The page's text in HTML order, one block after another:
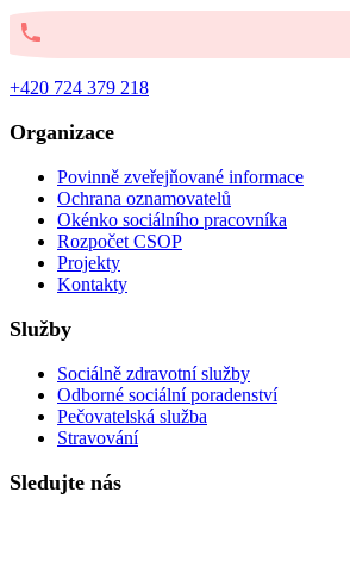
+420 724 379 218
Organizace
Povinně zveřejňované informace
Ochrana oznamovatelů
Okénko sociálního pracovníka
Rozpočet CSOP
Projekty
Kontakty
Služby
Sociálně zdravotní služby
Odborné sociální poradenství
Pečovatelská služba
Stravování
Sledujte nás